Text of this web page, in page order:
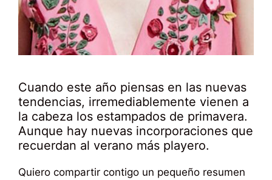
Cuando este año piensas en las nuevas
tendencias, irremediablemente vienen a
la cabeza los estampados de primavera.
Aunque hay nuevas incorporaciones que
recuerdan al verano más playero.
Quiero compartir contigo un pequeño resumen